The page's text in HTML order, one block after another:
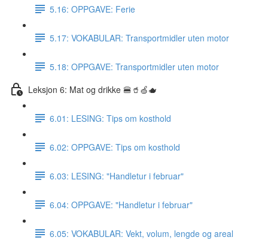
5.16: OPPGAVE: Ferie
5.17: VOKABULAR: Transportmidler uten motor
5.18: OPPGAVE: Transportmidler uten motor
Leksjon 6: Mat og drikke 🍔🥤🍏🫖
6.01: LESING: Tips om kosthold
6.02: OPPGAVE: Tips om kosthold
6.03: LESING: "Handletur i februar"
6.04: OPPGAVE: "Handletur i februar"
6.05: VOKABULAR: Vekt, volum, lengde og areal